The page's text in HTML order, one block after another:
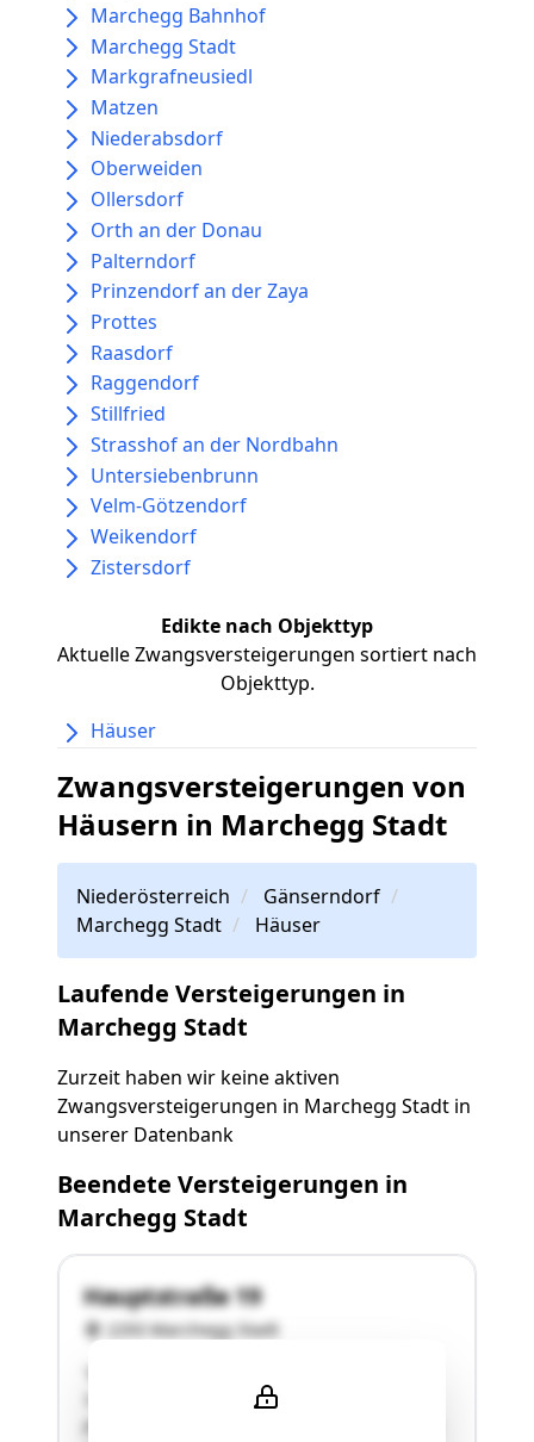
Marchegg Bahnhof
Marchegg Stadt
Markgrafneusiedl
Matzen
Niederabsdorf
Oberweiden
Ollersdorf
Orth an der Donau
Palterndorf
Prinzendorf an der Zaya
Prottes
Raasdorf
Raggendorf
Stillfried
Strasshof an der Nordbahn
Untersiebenbrunn
Velm-Götzendorf
Weikendorf
Zistersdorf
Edikte nach Objekttyp
Aktuelle Zwangsversteigerungen sortiert nach
Objekttyp.
Häuser
Zwangsversteigerungen von
Häusern in Marchegg Stadt
Niederösterreich
Gänserndorf
Marchegg Stadt
Häuser
Laufende Versteigerungen in
Marchegg Stadt
Zurzeit haben wir keine aktiven
Zwangsversteigerungen in Marchegg Stadt in
unserer Datenbank
Beendete Versteigerungen in
Marchegg Stadt
Hauptstraße 19
2293 Marchegg Stadt
1/2 zur Versteigerung.GSt-Nr. 88/1 Bauf.
(Gebäude) 232 m², Gärten 348 m²,Gesamtfläche